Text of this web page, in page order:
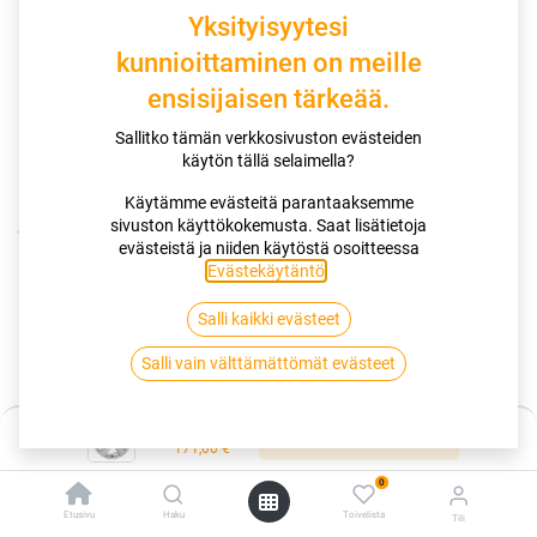
171,00€
Etusivu Haku
0
Toivelista Tili
Kauppa
Vanteet
IMAGE STRONG | 6,5X16 5-118 E62 C71,1 60 6.5x16 5/118
IMAGE STRONG | 6,5X16 5-118 E62
C71,1 60 6.5x16 5/118 ET62 CB71.1
EAN:7332818075950 Tuotekoodi:248375
171,00
Yksityisyytesi
kunnioittaminen on meille
ensisijaisen tärkeää.
Sallitko tämän verkkosivuston evästeiden
käytön tällä selaimella?
Käytämme evästeitä parantaaksemme
sivuston käyttökokemusta. Saat lisätietoja
evästeistä ja niiden käytöstä osoitteessa
Evästekäytäntö
Salli kaikki evästeet
Salli vain välttämättömät evästeet